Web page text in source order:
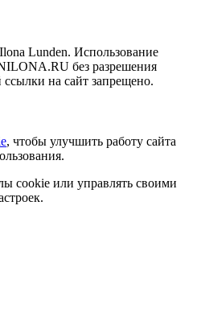
Lunden. Использование
без разрешения
ссылки на сайт запрещено.
, чтобы улучшить работу сайта
cookie или управлять своими